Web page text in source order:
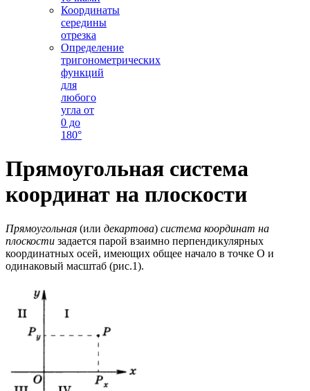
Координаты
середины
отрезка
Определение
тригонометрических
функций
для
любого
угла от
0 до
180°
Прямоугольная система
координат на плоскости
Прямоугольная (или декартова) система координат на
плоскости задается парой взаимно перпендикулярных
координатных осей, имеющих общее начало в точке О и
одинаковый масштаб (рис.1).